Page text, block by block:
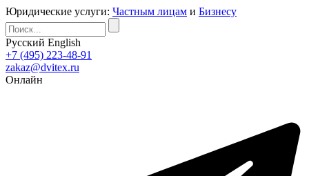
Юридические услуги: Частным лицам и Бизнесу
Русский English
+7 (495) 223-48-91
zakaz@dvitex.ru
Онлайн